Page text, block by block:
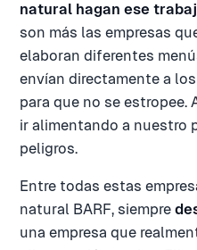
natural hagan ese
son más las empresas
elaboran diferentes
envían directamente a
para que no se estropee.
ir alimentando a nuestro
peligros.
Entre todas estas
natural BARF, siempre
una empresa que